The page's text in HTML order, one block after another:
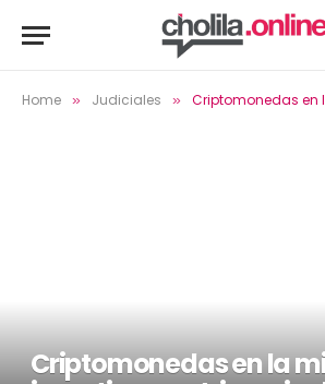
Home » Judiciales » Criptomonedas en la mira:
Criptomonedas en la